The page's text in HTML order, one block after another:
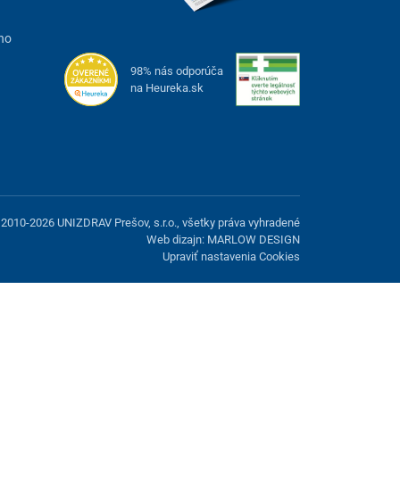
98% nás odporúča
na Heureka.sk
2026 UNIZDRAV Prešov, s.r.o., všetky práva vyhradené
Web dizajn: MARLOW DESIGN
Upraviť nastavenia Cookies